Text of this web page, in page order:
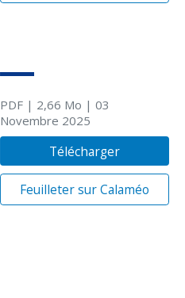
PDF| 2,66 Mo | 03
Novembre 2025
Télécharger
Feuilleter sur Calaméo